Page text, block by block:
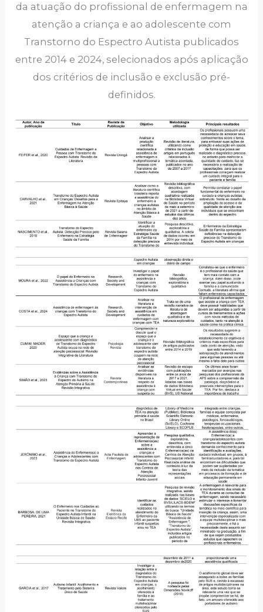
da atuação do profissional de enfermagem na
atenção a criança e ao adolescente com
Transtorno do Espectro Autista publicados
entre 2014 e 2024, selecionados após aplicação
dos critérios de inclusão e exclusão pré-
definidos.